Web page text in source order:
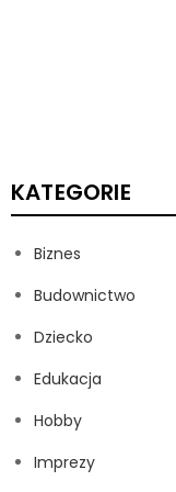
KATEGORIE
Biznes
Budownictwo
Dziecko
Edukacja
Hobby
Imprezy